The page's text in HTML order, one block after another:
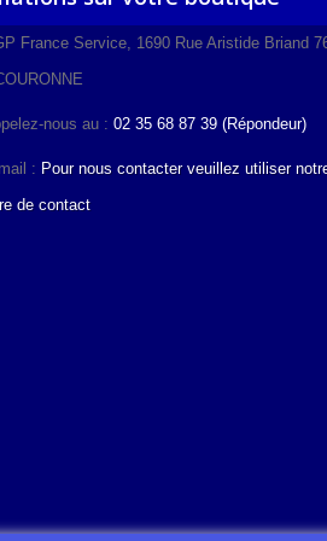
France Service, 1690 Rue Aristide Briand
nous au : 02 35 68 87 39 (Répondeur)
: Pour nous contacter veuillez utiliser
de contact